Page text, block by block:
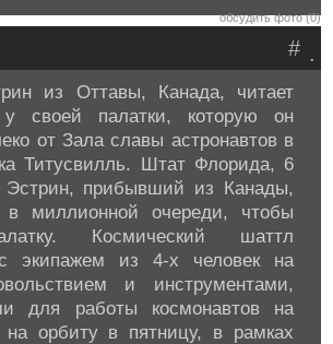
обсудить фото (0)
.
#
из Оттавы, Канада, читает
у своей палатки, которую он
от Зала славы астронавтов в
Титусвилль. Штат Флорида, 6
Эстрин, прибывший из Канады,
миллионной очереди, чтобы
Космический шаттл
экипажем из 4-х человек на
и инструментами,
для работы космонавтов на
орбиту в пятницу, в рамках